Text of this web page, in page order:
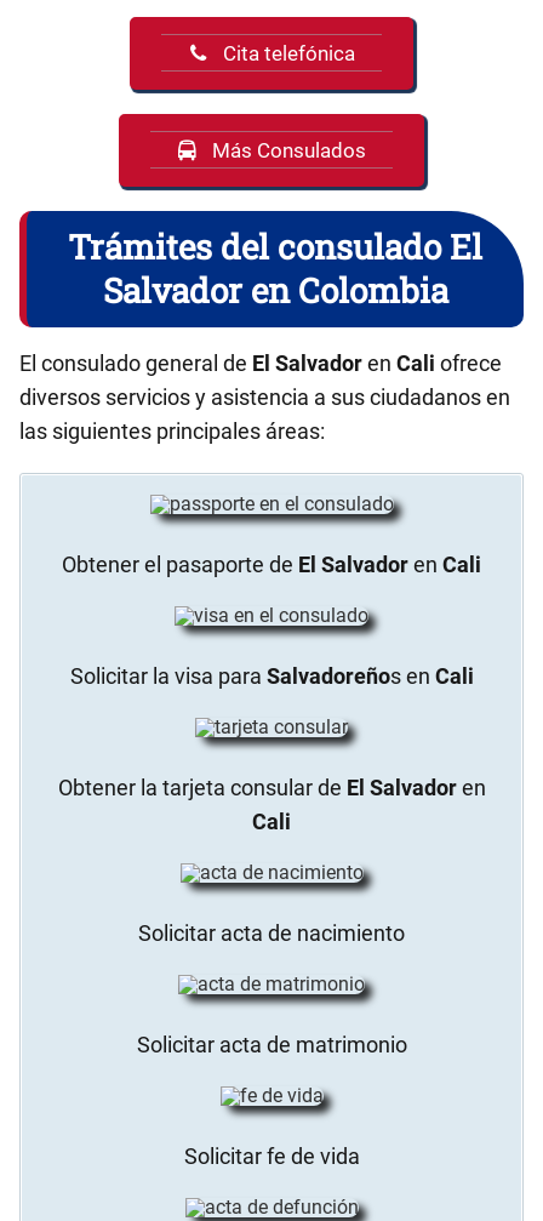
Cita telefónica
Más Consulados
Trámites del consulado El
Salvador en Colombia
El consulado general de El Salvadoren Cali ofrece
diversos servicios y asistencia a sus ciudadanos en
las siguientes principales áreas:
Obtener el pasaporte de El Salvadoren Cali
Solicitar la visa para Salvadoreños en Cali
Obtener la tarjeta consular de El Salvadoren
Cali
Solicitar acta de nacimiento
Solicitar acta de matrimonio
Solicitar fe de vida